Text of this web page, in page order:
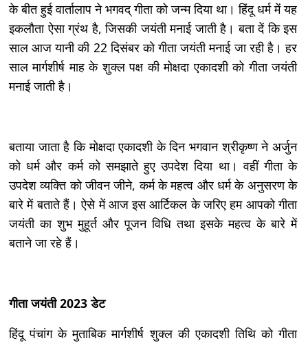
के बीत हुई वार्तालाप ने भगवद् गीता को जन्म दिया था। हिंदू धर्म में यह
इकलौता ऐसा ग्रंथ है, जिसकी जयंती मनाई जाती है। बता दें कि इस
साल आज यानी की 22 दिसंबर को गीता जयंती मनाई जा रही है। हर
साल मार्गशीर्ष माह के शुक्ल पक्ष की मोक्षदा एकादशी को गीता जयंती
मनाई जाती है।
बताया जाता है कि मोक्षदा एकादशी के दिन भगवान श्रीकृष्ण ने अर्जुन
को धर्म और कर्म को समझाते हुए उपदेश दिया था। वहीं गीता के
उपदेश व्यक्ति को जीवन जीने, कर्म के महत्व और धर्म के अनुसरण के
बारे में बताते हैं। ऐसे में आज इस आर्टिकल के जरिए हम आपको गीता
जयंती का शुभ मुहूर्त और पूजन विधि तथा इसके महत्व के बारे में
बताने जा रहे हैं।
गीता जयंती 2023 डेट
हिंदू पंचांग के मुताबिक मार्गशीर्ष शुक्ल की एकादशी तिथि को गीता